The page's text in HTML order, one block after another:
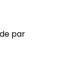
par